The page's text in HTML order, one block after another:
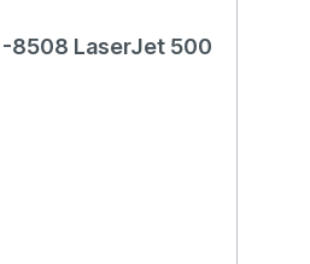
8508 LaserJet 500